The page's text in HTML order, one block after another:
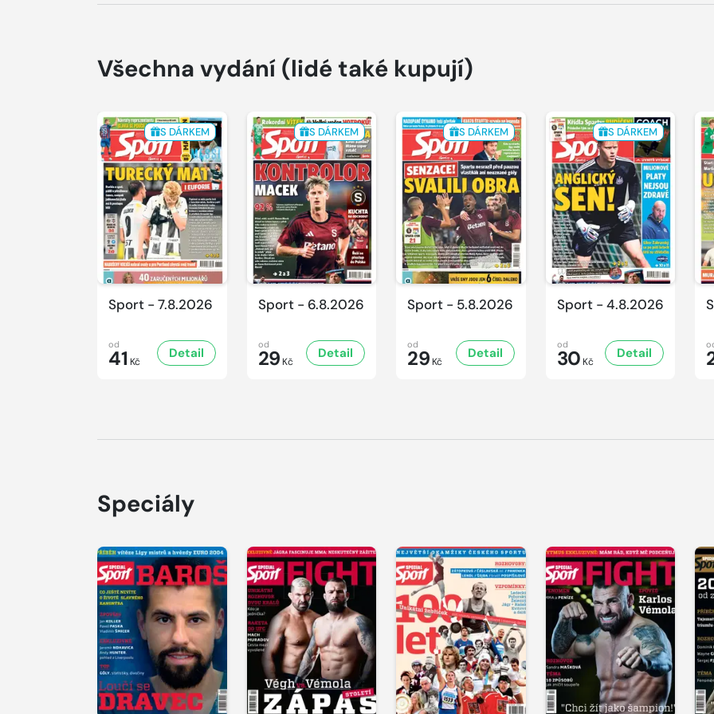
Všechna vydání (lidé také kupují)
S DÁRKEM
Sport - 7.8.2026
od
41 Kč
Detail
S DÁRKEM
Sport - 6.8.2026
od
29 Kč
Detail
S DÁRKEM
Sport - 5.8.2026
od
29 Kč
Detail
S DÁRKEM
Sport - 4.8.2026
od
30 Kč
Detail
Speciály